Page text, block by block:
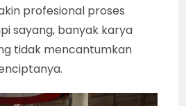
profesional proses
sayang, banyak karya
tidak mencantumkan